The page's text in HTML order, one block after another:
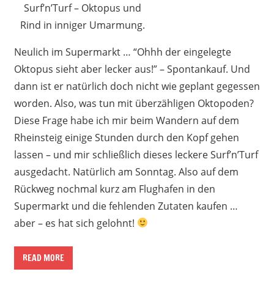
Surf’n’Turf – Oktopus und
Rind in inniger Umarmung.
Neulich im Supermarkt … “Ohhh der eingelegte
Oktopus sieht aber lecker aus!” – Spontankauf. Und
dann ist er natürlich doch nicht wie geplant gegessen
worden. Also, was tun mit überzähligen Oktopoden?
Diese Frage habe ich mir beim Wandern auf dem
Rheinsteig einige Stunden durch den Kopf gehen
lassen – und mir schließlich dieses leckere Surf’n’Turf
ausgedacht. Natürlich am Sonntag. Also auf dem
Rückweg nochmal kurz am Flughafen in den
Supermarkt und die fehlenden Zutaten kaufen …
aber – es hat sich gelohnt!
READ MORE